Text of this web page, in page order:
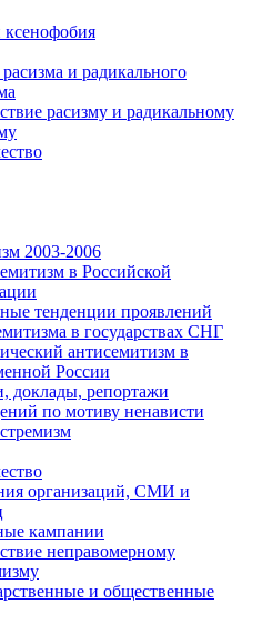
и радикального
расизму и радикальному
2003-2006
в Российской
тенденции проявлений
в государствах СНГ
антисемитизм в
России
доклады, репортажи
по мотиву ненависти
организаций, СМИ и
кампании
неправомерному
и общественные